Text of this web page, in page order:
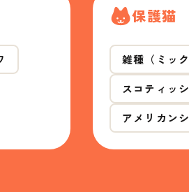
保護猫
雑種（ミック
スコティッ
アメリカン